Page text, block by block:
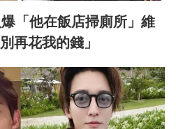
「他在飯店掃廁所」維
再花我的錢」